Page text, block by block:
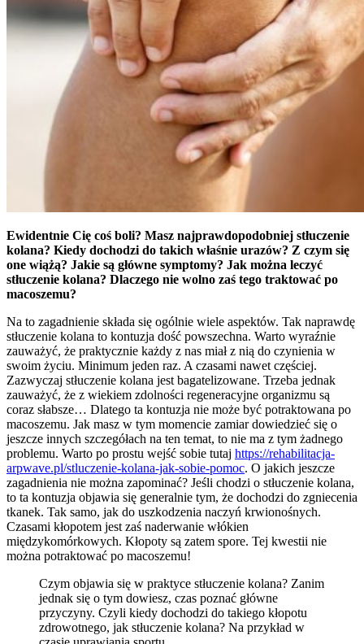
Ewidentnie Cię coś boli? Masz najprawdopodobniej stłuczenie
kolana? Kiedy dochodzi do takich właśnie urazów? Z czym się
one wiążą? Jakie są główne symptomy? Jak można leczyć
stłuczenie kolana? Dlaczego nie wolno zaś tego traktować po
macoszemu?
Na to zagadnienie składa się ogólnie wiele aspektów. Tak naprawdę
stłuczenie kolana to kontuzja dość powszechna. Warto wyraźnie
zauważyć, że praktycznie każdy z nas miał z nią do czynienia w
swoim życiu. Minimum jeden raz. A czasami nawet częściej.
Zazwyczaj stłuczenie kolana jest bagatelizowane. Trzeba jednak
zauważyć, że z wiekiem zdolności regeneracyjne organizmu są
coraz słabsze… Dlatego ta kontuzja nie może być potraktowana po
macoszemu. Jak masz w tym momencie zamiar dowiedzieć się o
jeszcze innych szczegółach na ten temat, to nie ma z tym żadnego
problemu. Warto po prostu wejść sobie tutaj https://rehabilitacja-
arpwave.pl/stluczenie-kolana-jak-sobie-pomoc. O jakich jeszcze
zagadnienia nie można zapominać? Jeśli chodzi o stłuczenie kolana,
to ta kontuzja objawia się generalnie tym, że dochodzi do zgniecenia
tkanek. Tak samo, jak do uszkodzenia naczyń krwionośnych.
Czasami kłopotem jest zaś naderwanie włókien
międzykomórkowych. Kłopoty są zatem spore. Tej kwestii nie
można potraktować po macoszemu!
Czym objawia się w praktyce stłuczenie kolana? Zanim
jednak się o tym dowiesz, czas poznać główne
przyczyny. Czyli kiedy dochodzi do takiego kłopotu
zdrowotnego, jak stłuczenie kolana? Na przykład w